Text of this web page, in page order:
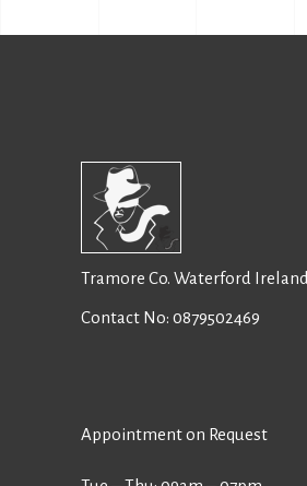
Tramore Co. Waterford Ireland
Contact No: 0879502469
Appointment on Request